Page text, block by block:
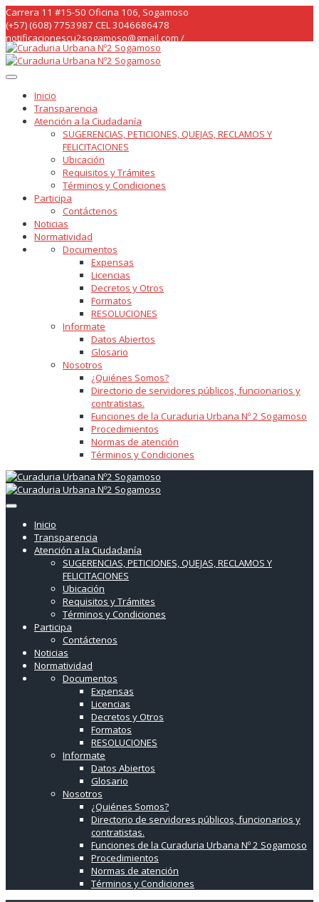
Skip
to
content
Carrera 11 #15-50 Oficina 106, Sogamoso
(+57) (608) 7753987 CEL 3046686478
notificacionescu2sogamoso@gmail.com /
curaduria2sogamoso@gmail.com /
Inicio
Transparencia
Atención a la Ciudadanía
SUGERENCIAS, PETICIONES, QUEJAS, RECLAMOS Y
FELICITACIONES
Ubicación
Requisitos y Trámites
Términos y Condiciones
Participa
Contáctenos
Noticias
Normatividad
Documentos
Expensas
Licencias
Decretos y Otros
Formatos
RESOLUCIONES
Informate
Datos Abiertos
Glosario
Nosotros
¿Quiénes Somos?
Directorio de servidores públicos, funcionarios y
contratistas.
Funciones de la Curaduria Urbana Nº 2 Sogamoso
Procedimientos
Normas de atención
Términos y Condiciones
Inicio
Transparencia
Atención a la Ciudadanía
SUGERENCIAS, PETICIONES, QUEJAS, RECLAMOS Y
FELICITACIONES
Ubicación
Requisitos y Trámites
Términos y Condiciones
Participa
Contáctenos
Noticias
Normatividad
Documentos
Expensas
Licencias
Decretos y Otros
Formatos
RESOLUCIONES
Informate
Datos Abiertos
Glosario
Nosotros
¿Quiénes Somos?
Directorio de servidores públicos, funcionarios y
contratistas.
Funciones de la Curaduria Urbana Nº 2 Sogamoso
Procedimientos
Normas de atención
Términos y Condiciones